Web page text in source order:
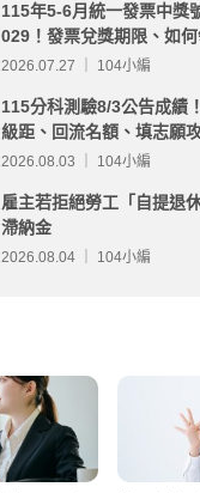
115年5-6月統一發票中獎
029！發票兌獎期限、如
2026.07.27 ｜ 104小編
115分科測驗8/3公告成績
級距、回流名額、填志願
分析
2026.08.03 ｜ 104小編
雇主若拒絕勞工「自提退
滯納金
2026.08.04 ｜ 104小編